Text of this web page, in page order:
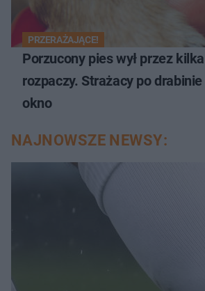
PRZERAŻAJĄCE!
Porzucony pies wył przez
rozpaczy. Strażacy po
okno
NAJNOWSZE NEWSY: